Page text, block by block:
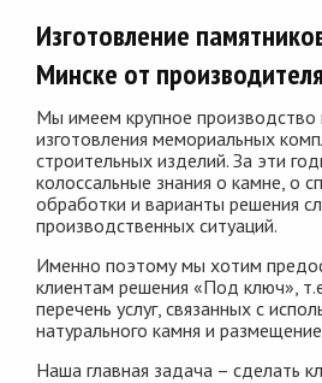
Изготовление
Минске от производителя
Мы имеем крупное
изготовления мемориальных
строительных изделий. За эти
колоссальные знания о камне, о
обработки и варианты решения
производственных ситуаций.
Именно поэтому мы хотим
клиентам решения «Под ключ»,
перечень услуг, связанных с
натурального камня и
Наша главная задача – сделать